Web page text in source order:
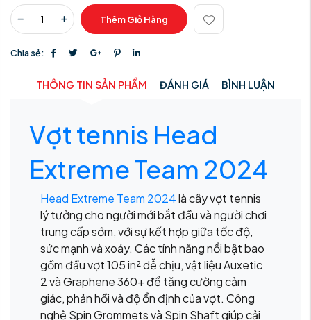
Thêm Giỏ Hàng
Chia sẻ:
THÔNG TIN SẢN PHẨM ĐÁNH GIÁ BÌNH LUẬN
Vợt tennis Head
Extreme Team 2024
Head Extreme Team 2024là cây vợt tennis
lý tưởng cho người mới bắt đầu và người chơi
trung cấp sớm, với sự kết hợp giữa tốc độ,
sức mạnh và xoáy. Các tính năng nổi bật bao
gồm đầu vợt 105 in² dễ chịu, vật liệu Auxetic
2 và Graphene 360+ để tăng cường cảm
giác, phản hồi và độ ổn định của vợt. Công
nghệ Spin Grommets và Spin Shaft giúp cải